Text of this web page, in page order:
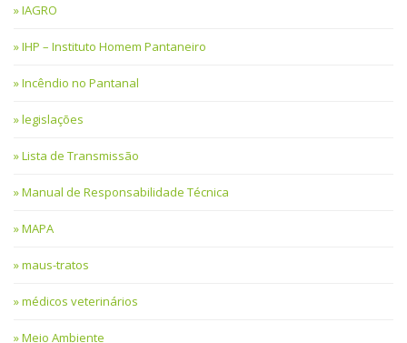
IAGRO
IHP – Instituto Homem Pantaneiro
Incêndio no Pantanal
legislações
Lista de Transmissão
Manual de Responsabilidade Técnica
MAPA
maus-tratos
médicos veterinários
Meio Ambiente